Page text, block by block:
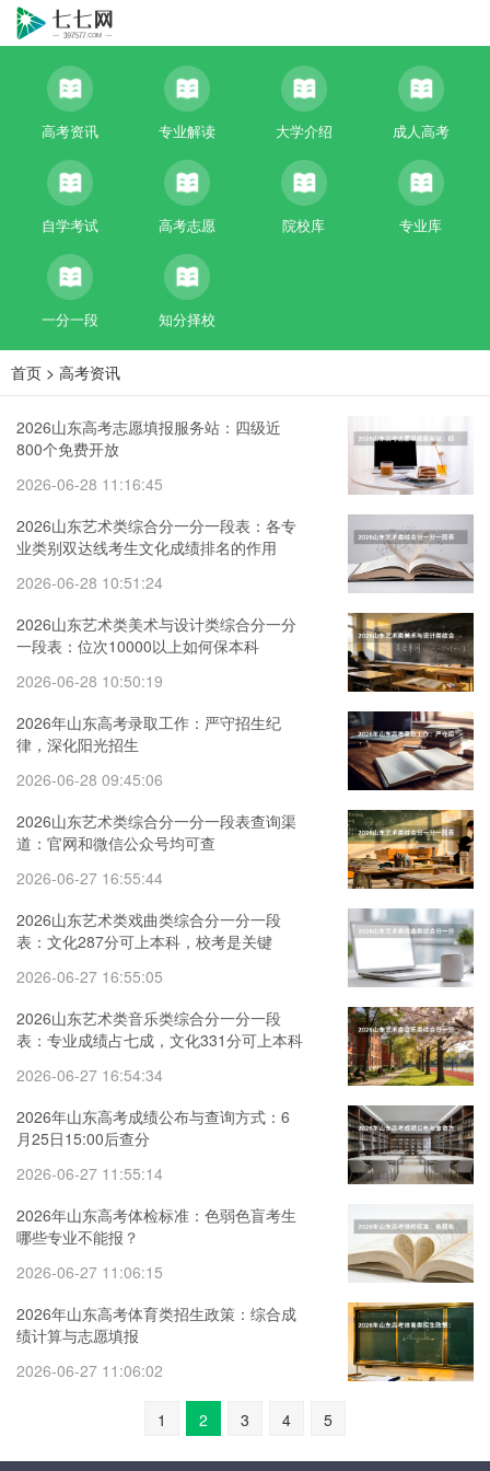
高考资讯 专业解读 大学介绍 成人高考
自学考试 高考志愿 院校库 专业库
一分一段 知分择校
首页 > 高考资讯
2026山东高考志愿填报服务站：四级近
800个免费开放
2026-06-28 11:16:45
2026山东艺术类综合分一分一段表：各专
业类别双达线考生文化成绩排名的作用
2026-06-28 10:51:24
2026山东艺术类美术与设计类综合分一分
一段表：位次10000以上如何保本科
2026-06-28 10:50:19
2026年山东高考录取工作：严守招生纪
律，深化阳光招生
2026-06-28 09:45:06
2026山东艺术类综合分一分一段表查询渠
道：官网和微信公众号均可查
2026-06-27 16:55:44
2026山东艺术类戏曲类综合分一分一段
表：文化287分可上本科，校考是关键
2026-06-27 16:55:05
2026山东艺术类音乐类综合分一分一段
表：专业成绩占七成，文化331分可上本科
2026-06-27 16:54:34
2026年山东高考成绩公布与查询方式：6
月25日15:00后查分
2026-06-27 11:55:14
2026年山东高考体检标准：色弱色盲考生
哪些专业不能报？
2026-06-27 11:06:15
2026年山东高考体育类招生政策：综合成
绩计算与志愿填报
2026-06-27 11:06:02
1 2 3 4 5